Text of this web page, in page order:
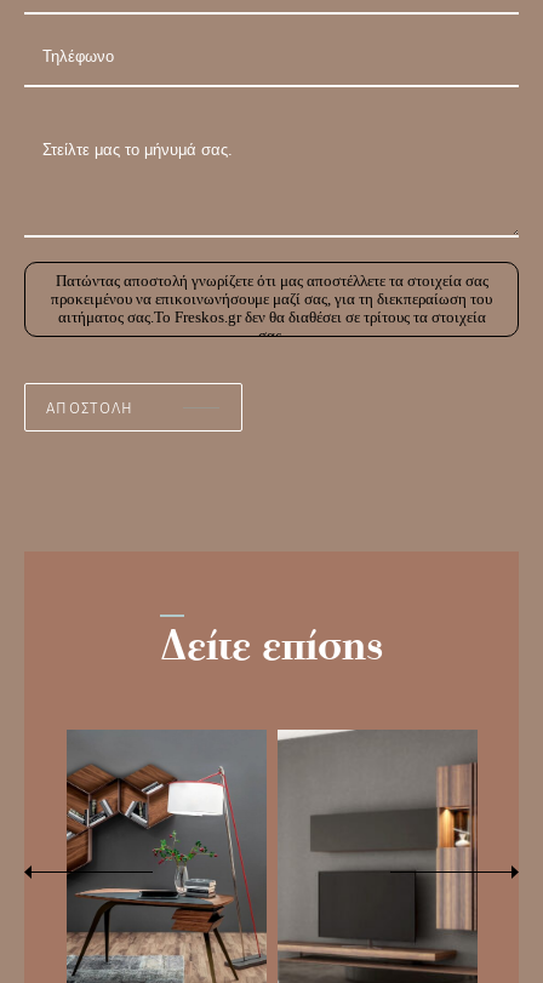
Πατώντας αποστολή γνωρίζετε ότι μας αποστέλλετε τα στοιχεία σας
προκειμένου να επικοινωνήσουμε μαζί σας, για τη διεκπεραίωση του
αιτήματος σας.Το Freskos.gr δεν θα διαθέσει σε τρίτους τα στοιχεία
σας.
Δείτε επίσης